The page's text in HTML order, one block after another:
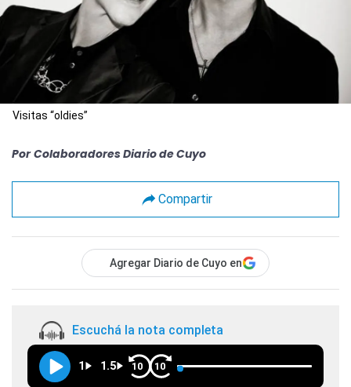
Visitas “oldies”
Por Colaboradores Diario de Cuyo
Compartir
Agregar Diario de Cuyo en
Escuchá la nota completa
1 1.5 10 10